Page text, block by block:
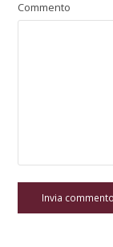
Commento